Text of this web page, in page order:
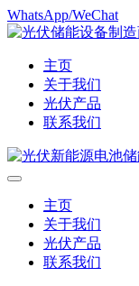
WhatsApp/WeChat
主页
关于我们
光伏产品
联系我们
主页
关于我们
光伏产品
联系我们